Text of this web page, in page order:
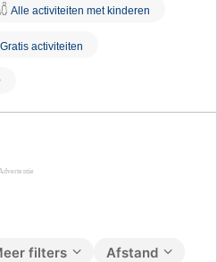
Alle activiteiten met kinderen
Gratis activiteiten
Afstand
filters